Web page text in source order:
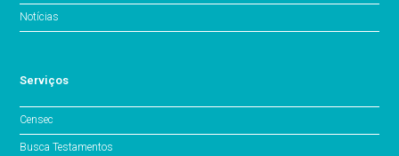
Notícias
Serviços
Censec
Busca Testamentos